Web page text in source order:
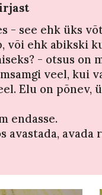
- see ehk üks
ehk abikski
- otsus on
veel, kui
Elu on põnev,
endasse.
avastada,